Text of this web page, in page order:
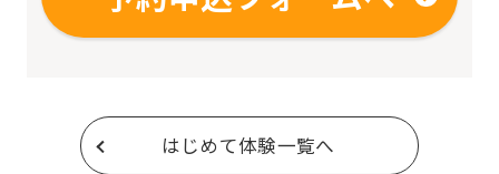
はじめて体験一覧へ